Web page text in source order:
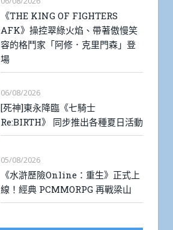
《THE KING OF FIGHTERS
AFK》操控翠綠火焰、帶著傲慢笑
容的格鬥家「阿修．克里門森」登
場
06/08/2026
[死神]東永降臨《七騎士
Re:BIRTH》 同步推出各種夏日活動
05/08/2026
《水滸歷險Online：重生》正式上
線！經典 PCMMORPG 再戰梁山